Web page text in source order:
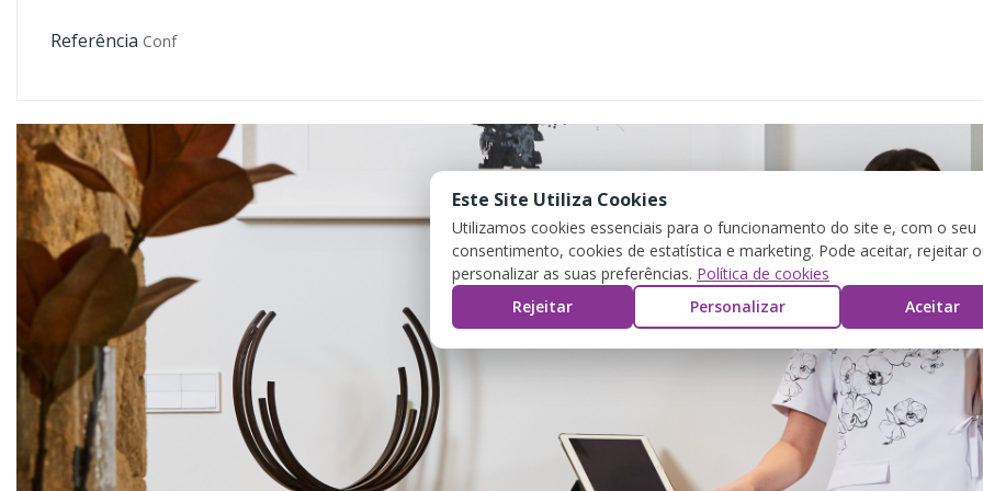
Referência Conf
Este Site Utiliza Cookies
Utilizamos cookies essenciais para o funcionamento do site e, com o seu
consentimento, cookies de estatística e marketing. Pode aceitar, rejeitar
personalizar as suas preferências. Política de cookies
Rejeitar
Personalizar Aceitar